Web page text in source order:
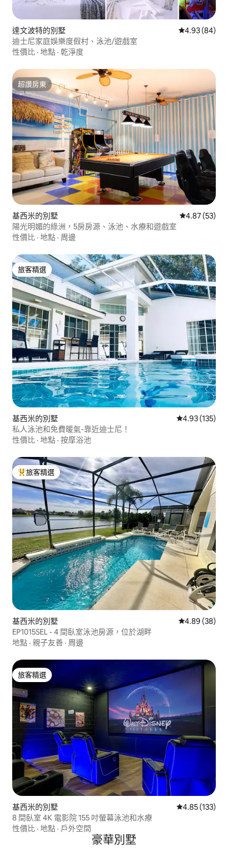
達文波特的別墅 從 84 則評價
4.93 (84)
迪士尼家庭娛樂度假村、泳池/遊戲室
性價比 · 地點 · 乾淨度
超讚房東
超讚房東
基西米的別墅 從 53 則評價
4.87 (53)
陽光明媚的綠洲，5房房源、泳池、水療和遊戲室
性價比 · 地點 · 周邊
旅客精選
旅客精選
基西米的別墅 從 135 則評價
4.93 (135)
私人泳池和免費暖氣-靠近迪士尼！
性價比 · 地點 · 按摩浴池
旅客精選榜首
旅客精選
基西米的別墅 從 38 則評價
4.89 (38)
EP1015SEL - 4 間臥室泳池房源，位於湖畔
地點 · 親子友善 · 周邊
旅客精選
旅客精選
基西米的別墅 從 133 則評價
4.85 (133)
8 間臥室 4K 電影院 155 吋螢幕泳池和水療
性價比 · 地點 · 戶外空間
豪華別墅